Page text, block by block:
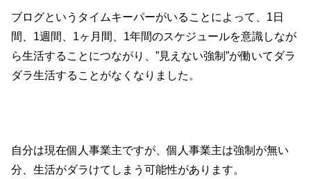
ブログというタイムキーパーがいることによって、1日
間、1週間、1ヶ月間、1年間のスケジュールを意識しなが
ら生活することにつながり、”見えない強制”が働いてダラ
ダラ生活することがなくなりました。
自分は現在個人事業主ですが、個人事業主は強制が無い
分、生活がダラけてしまう可能性があります。